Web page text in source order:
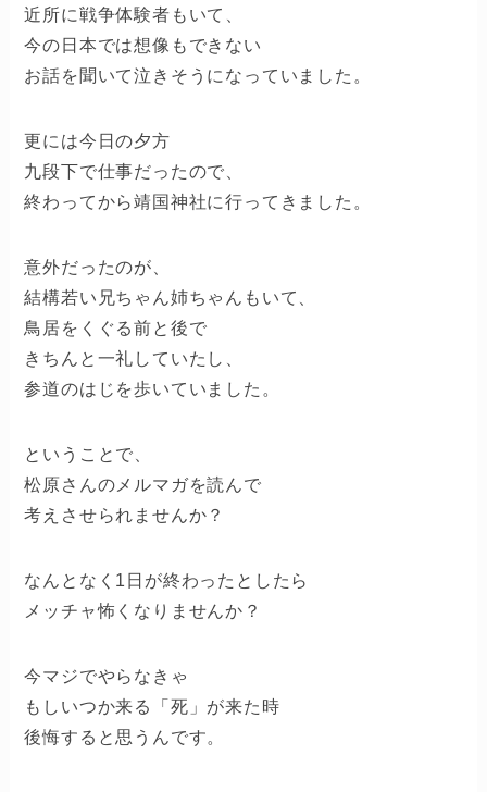
近所に戦争体験者もいて、
今の日本では想像もできない
お話を聞いて泣きそうになっていました。
更には今日の夕方
九段下で仕事だったので、
終わってから靖国神社に行ってきました。
意外だったのが、
結構若い兄ちゃん姉ちゃんもいて、
鳥居をくぐる前と後で
きちんと一礼していたし、
参道のはじを歩いていました。
ということで、
松原さんのメルマガを読んで
考えさせられませんか？
なんとなく1日が終わったとしたら
メッチャ怖くなりませんか？
今マジでやらなきゃ
もしいつか来る「死」が来た時
後悔すると思うんです。